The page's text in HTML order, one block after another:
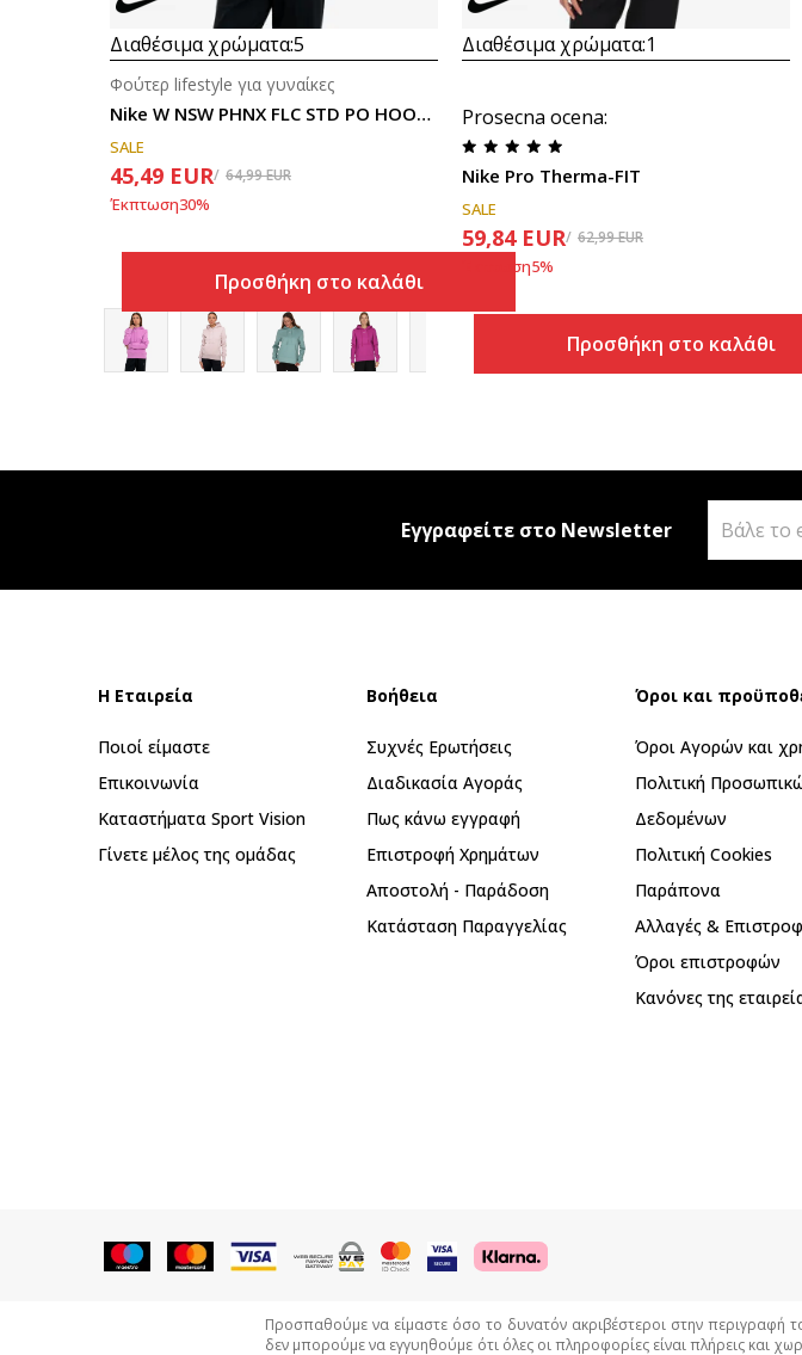
Διαθέσιμα χρώματα:5
Nike W NSW PHNX FLC STD PO HOODIE
Φούτερ lifestyle για γυναίκες
SALE
45,49 EUR 64,99EUR
Έκπτωση30%
Προσθήκη στο καλάθι
Διαθέσιμα χρώματα:1
Prosecna ocena:
Nike Pro Therma-FIT
SALE
59,84 EUR 62,99EUR
Έκπτωση5%
Προσθήκη στο καλάθι
Εγγραφείτε στο Newsletter
Η Εταιρεία
Ποιοί είμαστε
Επικοινωνία
Καταστήματα Sport Vision
Γίνετε μέλος της ομάδας
Βοήθεια
Συχνές Ερωτήσεις
Διαδικασία Αγοράς
Πως κάνω εγγραφή
Επιστροφή Xρημάτων
Αποστολή - Παράδοση
Κατάσταση Παραγγελίας
Όροι και
Όροι Αγορών και
Πολιτική
Δεδομένων
Πολιτική Cookies
Παράπονα
Αλλαγές &
Όροι επιστροφών
Κανόνες της
Προσπαθούμε να είμαστε όσο το δυνατόν ακριβέστεροι στην περιγραφή
δεν μπορούμε να εγγυηθούμε ότι όλες οι πληροφορίες είναι πλήρεις και